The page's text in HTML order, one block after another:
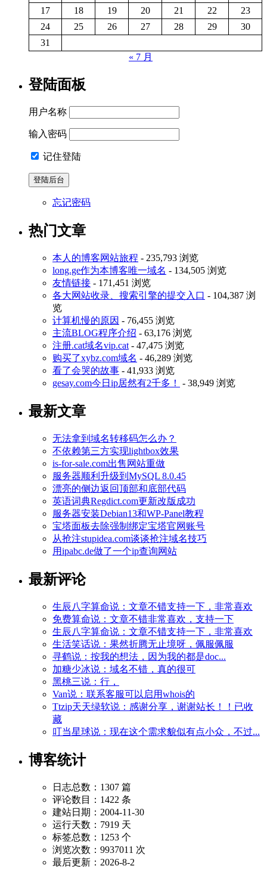
17
18 19 20 21 22
23
24
25 26 27 28 29
30
31
« 7 月
登陆面板
用户名称
输入密码
记住登陆
忘记密码
热门文章
本人的博客网站旅程 - 235,793 浏览
long.ge作为本博客唯一域名 - 134,505 浏览
友情链接 - 171,451 浏览
各大网站收录、搜索引擎的提交入口 - 104,387 浏
览
计算机慢的原因 - 76,455 浏览
主流BLOG程序介绍 - 63,176 浏览
注册.cat域名vip.cat - 47,475 浏览
购买了xybz.com域名 - 46,289 浏览
看了会哭的故事 - 41,933 浏览
gesay.com今日ip居然有2千多！
- 38,949 浏览
最新文章
无法拿到域名转移码怎么办？
不依赖第三方实现lightbox效果
is-for-sale.com出售网站重做
服务器顺利升级到MySQL 8.0.45
漂亮的侧边返回顶部和底部代码
英语词典Regdict.com更新改版成功
服务器安装Debian13和WP-Panel教程
宝塔面板去除强制绑定宝塔官网账号
从抢注stupidea.com谈谈抢注域名技巧
用ipabc.de做了一个ip查询网站
最新评论
生辰八字算命说：文章不错支持一下，非常喜欢
免费算命说：文章不错非常喜欢，支持一下
生辰八字算命说：文章不错支持一下，非常喜欢
生活笑话说：果然折腾无止境呀，佩服佩服
寻鹤说：按我的想法，因为我的都是doc...
加糖少冰说：域名不错，真的很可
黑桃三说：行，
Van说：联系客服可以启用whois的
Ttzip天天绿软说：感谢分享，谢谢站长！！已收
藏
叮当星球说：现在这个需求貌似有点小众，不过...
博客统计
日志总数：1307 篇
评论数目：1422 条
建站日期：2004-11-30
运行天数：7919 天
标签总数：1253 个
浏览次数：9937011 次
最后更新：2026-8-2